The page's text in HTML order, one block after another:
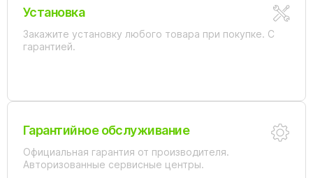
Установка
Закажите установку любого товара при покупке. С
гарантией.
Гарантийное обслуживание
Официальная гарантия от производителя.
Авторизованные сервисные центры.